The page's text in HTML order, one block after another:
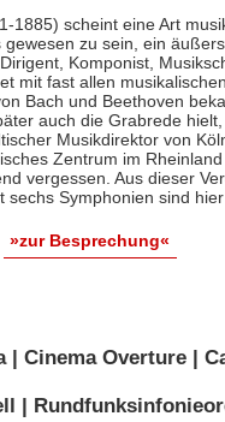
1885) scheint eine Art
zu sein, ein
Komponist,
mit fast allen
Bach und Beethoven
auch die Grabrede
Musikdirektor von
Zentrum im
vergessen. Aus dieser
Symphonien sind
»zur Besprechung«
| Cinema Overture |
|